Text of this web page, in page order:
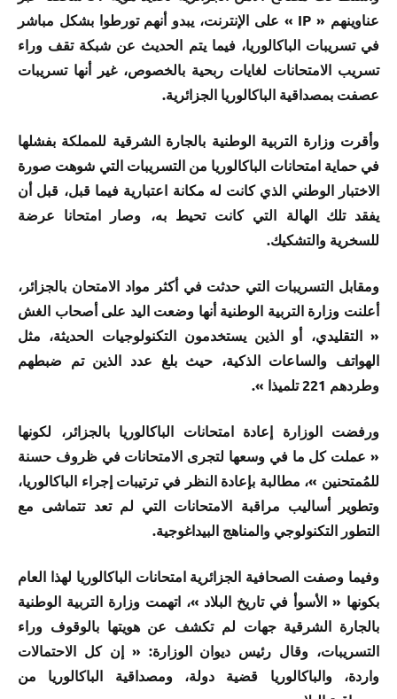
عناوينهم « IP » على الإنترنت، يبدو أنهم تورطوا بشكل مباشر
في تسريبات الباكالوريا، فيما يتم الحديث عن شبكة تقف وراء
تسريب الامتحانات لغايات ربحية بالخصوص، غير أنها تسريبات
عصفت بمصداقية الباكالوريا الجزائرية.
وأقرت وزارة التربية الوطنية بالجارة الشرقية للمملكة بفشلها
في حماية امتحانات الباكالوريا من التسريبات التي شوهت صورة
الاختبار الوطني الذي كانت له مكانة اعتبارية فيما قبل، قبل أن
يفقد تلك الهالة التي كانت تحيط به، وصار امتحانا عرضة
للسخرية والتشكيك.
ومقابل التسريبات التي حدثت في أكثر مواد الامتحان بالجزائر،
أعلنت وزارة التربية الوطنية أنها وضعت اليد على أصحاب الغش
« التقليدي، أو الذين يستخدمون التكنولوجيات الحديثة، مثل
الهواتف والساعات الذكية، حيث بلغ عدد الذين تم ضبطهم
وطردهم 221 تلميذا ».
ورفضت الوزارة إعادة امتحانات الباكالوريا بالجزائر، لكونها
« عملت كل ما في وسعها لتجرى الامتحانات في ظروف حسنة
للمُمتحنين »، مطالبة بإعادة النظر في ترتيبات إجراء الباكالوريا،
وتطوير أساليب مراقبة الامتحانات التي لم تعد تتماشى مع
التطور التكنولوجي والمناهج البيداغوجية.
وفيما وصفت الصحافية الجزائرية امتحانات الباكالوريا لهذا العام
بكونها « الأسوأ في تاريخ البلاد »، اتهمت وزارة التربية الوطنية
بالجارة الشرقية جهات لم تكشف عن هويتها بالوقوف وراء
التسريبات، وقال رئيس ديوان الوزارة: « إن كل الاحتمالات
واردة، والباكالوريا قضية دولة، ومصداقية الباكالوريا من